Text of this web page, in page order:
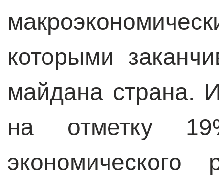
которыми
майдана страна.
на отметку
экономического